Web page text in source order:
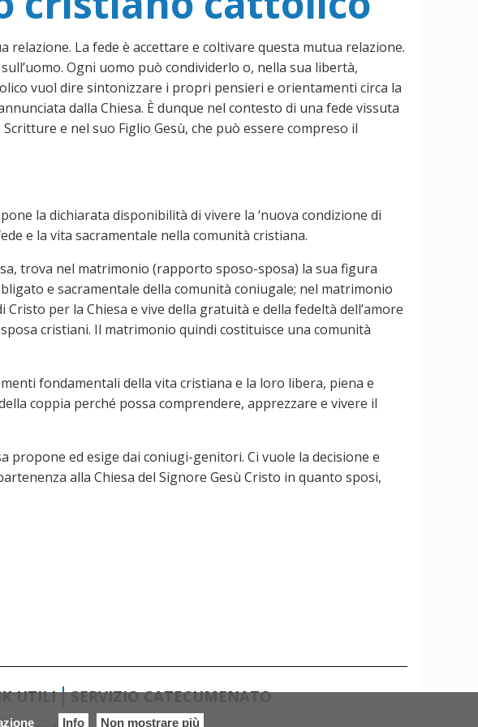
Info Non mostrare più
La fede è accettare e coltivare questa mutua relazione.
Ogni uomo può condividerlo o, nella sua libertà,
vuol dire sintonizzare i propri pensieri e orientamenti circa la
dalla Chiesa. È dunque nel contesto di una fede vissuta
e nel suo Figlio Gesù, che può essere compreso il
la dichiarata disponibilità di vivere la ‘nuova condizione di
e la vita sacramentale nella comunità cristiana.
trova nel matrimonio (rapporto sposo-sposa) la sua figura
e sacramentale della comunità coniugale; nel matrimonio
per la Chiesa e vive della gratuità e della fedeltà dell’amore
cristiani. Il matrimonio quindi costituisce una comunità
fondamentali della vita cristiana e la loro libera, piena e
coppia perché possa comprendere, apprezzare e vivere il
propone ed esige dai coniugi-genitori. Ci vuole la decisione e
alla Chiesa del Signore Gesù Cristo in quanto sposi,
UTILI SERVIZIO CATECUMENATO